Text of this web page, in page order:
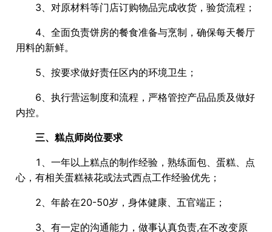
3、对原材料等门店订购物品完成收货，验货流程；
4、全面负责饼房的餐食准备与烹制，确保每天餐厅
用料的新鲜。
5、按要求做好责任区内的环境卫生；
6、执行营运制度和流程，严格管控产品品质及做好
内控。
三、糕点师岗位要求
1、一年以上糕点的制作经验，熟练面包、蛋糕、点
心，有相关蛋糕裱花或法式西点工作经验优先；
2、年龄在20-50岁，身体健康、五官端正；
3、有一定的沟通能力，做事认真负责,在不改变原